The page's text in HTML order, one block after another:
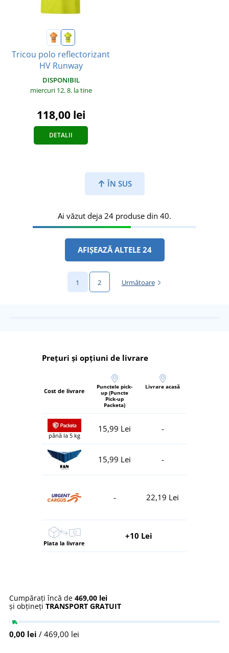
Tricou polo reflectorizant
HV Runway
DISPONIBIL
miercuri 12. 8. la tine
118,00 lei
DETALII
ÎN SUS
Ai văzut deja 24 produse din 40.
AFIȘEAZĂ ALTELE 24
1 2 Următoare
Prețuri și opțiuni de livrare
Cost de livrare
Punctele pick-
up (Puncte
Pick-up
Packeta)
Livrare acasă
până la 5 kg
15,99 Lei -
15,99 Lei -
- 22,19 Lei
Plata la livrare
+10 Lei
Cumpărați încă de 469,00 lei
și obțineți TRANSPORT GRATUIT
0,00 lei / 469,00 lei